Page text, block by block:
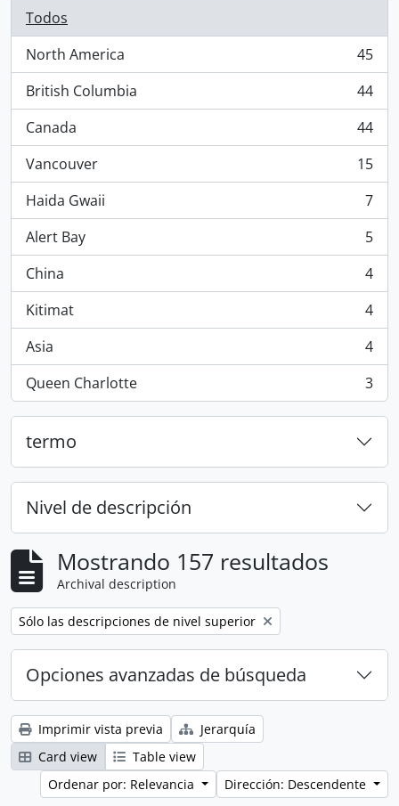
Todos
North America
, 45 resultados
45
British Columbia
, 44 resultados
44
Canada
, 44 resultados
44
Vancouver
, 15 resultados
15
Haida Gwaii
, 7 resultados
7
Alert Bay
, 5 resultados
5
China
, 4 resultados
4
Kitimat
, 4 resultados
4
Asia
, 4 resultados
4
Queen Charlotte
, 3 resultados 3
termo
Nivel de descripción
Mostrando 157 resultados
Archival description
Remove filter:
Sólo las descripciones de nivel superior
Opciones avanzadas de búsqueda
Imprimir vista previa
Jerarquía
Card view
Table view
Ordenar por: Relevancia
Dirección: Descendente